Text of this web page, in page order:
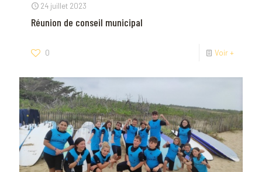
24 juillet 2023
Réunion de conseil municipal
0 Voir +